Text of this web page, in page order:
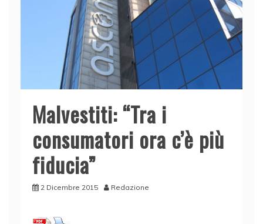
Malvestiti: “Tra i
consumatori ora c’è più
fiducia”
2 Dicembre 2015 Redazione